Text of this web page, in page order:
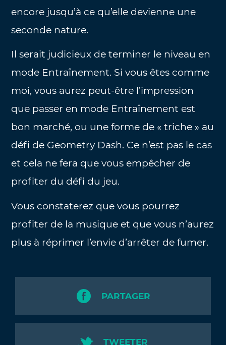
encore jusqu’à ce qu’elle devienne une
seconde nature.
Il serait judicieux de terminer le niveau en
mode Entraînement. Si vous êtes comme
moi, vous aurez peut-être l’impression
que passer en mode Entraînement est
bon marché, ou une forme de « triche » au
défi de Geometry Dash. Ce n’est pas le cas
et cela ne fera que vous empêcher de
profiter du défi du jeu.
Vous constaterez que vous pourrez
profiter de la musique et que vous n’aurez
plus à réprimer l’envie d’arrêter de fumer.
PARTAGER
TWEETER